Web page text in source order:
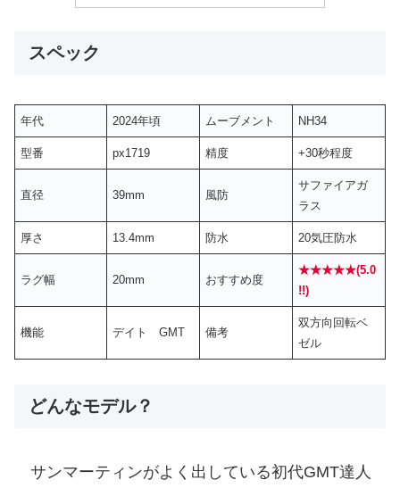
スペック
年代 2024年頃 ムーブメント NH34
型番 px1719 精度 +30秒程度
直径 39mm 風防
サファイアガ
ラス
厚さ 13.4mm 防水 20気圧防水
ラグ幅 20mm おすすめ度
★★★★★(5.0
!!)
機能 デイト GMT 備考
双方向回転ベ
ゼル
どんなモデル？
サンマーティンがよく出している初代GMT達人